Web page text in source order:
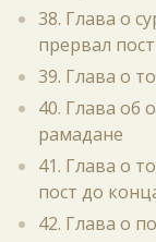
38. Глава о
прервал
39. Глава о
40. Глава об
рамадане
41. Глава о
пост до
42. Глава о